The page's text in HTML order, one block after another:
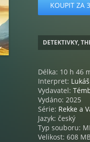
KOUPIT ZA
DETEKTIVKY,
Délka: 10 h 46
Interpret:
Vydavatel:
Vydáno: 2025
Série: Rekke a
Jazyk: český
Typ souboru:
Velikost: 608